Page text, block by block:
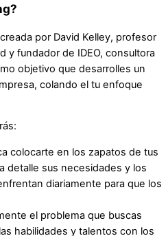
por David Kelley, profesor
y fundador de IDEO, consultora
objetivo que desarrolles un
colando el tu enfoque
colocarte en los zapatos de tus
detalle sus necesidades y los
diariamente para que los
el problema que buscas
habilidades y talentos con los